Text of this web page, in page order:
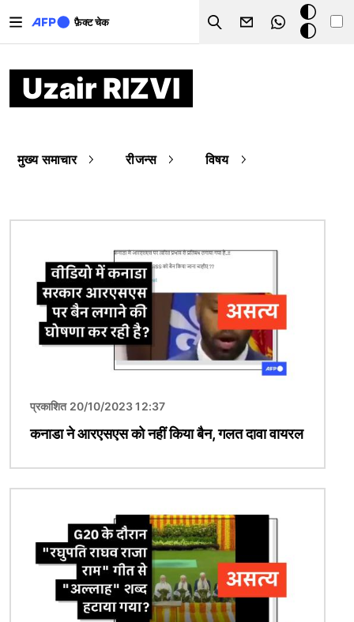
फ़ैक्ट चेक
Search
डार्क
मोड
Uzair RIZVI
मुख्य समाचार रीजन्स विषय
प्रकाशित 20/10/2023 12:37
कनाडा ने आरएसएस को नहीं किया बैन, गलत दावा वायरल